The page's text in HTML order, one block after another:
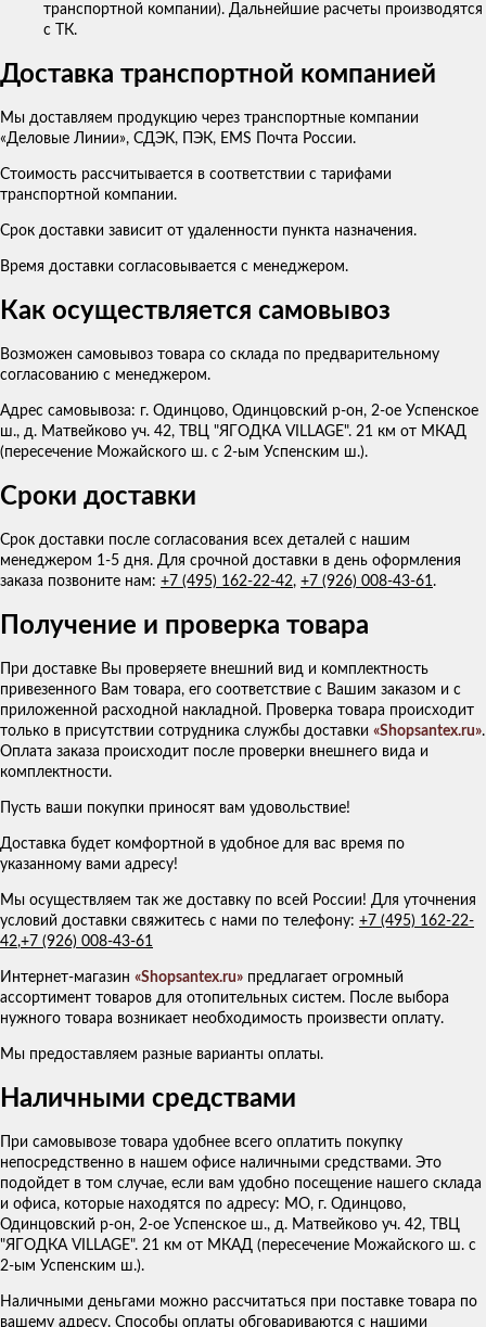
транспортной компании). Дальнейшие расчеты производятся
с ТК.
Доставка транспортной компанией
Мы доставляем продукцию через транспортные компании
«Деловые Линии», СДЭК, ПЭК, EMS Почта России.
Стоимость рассчитывается в соответствии с тарифами
транспортной компании.
Срок доставки зависит от удаленности пункта назначения.
Время доставки согласовывается с менеджером.
Как осуществляется самовывоз
Возможен самовывоз товара со склада по предварительному
согласованию с менеджером.
Адрес самовывоза: г. Одинцово, Одинцовский р-он, 2-ое Успенское
ш., д. Матвейково уч. 42, ТВЦ "ЯГОДКА VILLAGE". 21 км от МКАД
(пересечение Можайского ш. с 2-ым Успенским ш.).
Сроки доставки
Срок доставки после согласования всех деталей с нашим
менеджером 1-5 дня. Для срочной доставки в день оформления
заказа позвоните нам: +7 (495) 162-22-42, +7 (926) 008-43-61 .
Получение и проверка товара
При доставке Вы проверяете внешний вид и комплектность
привезенного Вам товара, его соответствие с Вашим заказом и с
приложенной расходной накладной. Проверка товара происходит
только в присутствии сотрудника службы доставки «Shopsantex.ru».
Оплата заказа происходит после проверки внешнего вида и
комплектности.
Пусть ваши покупки приносят вам удовольствие!
Доставка будет комфортной в удобное для вас время по
указанному вами адресу!
Мы осуществляем так же доставку по всей России! Для уточнения
условий доставки свяжитесь с нами по телефону: +7 (495) 162-22-
42,+7 (926) 008-43-61
Интернет-магазин «Shopsantex.ru» предлагает огромный
ассортимент товаров для отопительных систем. После выбора
нужного товара возникает необходимость произвести оплату.
Мы предоставляем разные варианты оплаты.
Наличными средствами
При самовывозе товара удобнее всего оплатить покупку
непосредственно в нашем офисе наличными средствами. Это
подойдет в том случае, если вам удобно посещение нашего склада
и офиса, которые находятся по адресу: МО, г. Одинцово,
Одинцовский р-он, 2-ое Успенское ш., д. Матвейково уч. 42, ТВЦ
"ЯГОДКА VILLAGE". 21 км от МКАД (пересечение Можайского ш. с
2-ым Успенским ш.).
Наличными деньгами можно рассчитаться при поставке товара по
вашему адресу. Способы оплаты обговариваются с нашими